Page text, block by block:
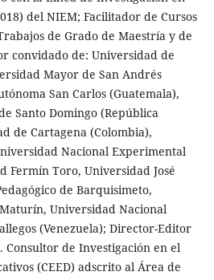
del NIEM; Facilitador de Cursos
de Grado de Maestría y de
convidado de: Universidad de
Mayor de San Andrés
San Carlos (Guatemala),
Santo Domingo (República
de Cartagena (Colombia),
Nacional Experimental
Fermín Toro, Universidad José
de Barquisimeto,
Universidad Nacional
(Venezuela); Director-Editor
Consultor de Investigación en el
(CEED) adscrito al Área de